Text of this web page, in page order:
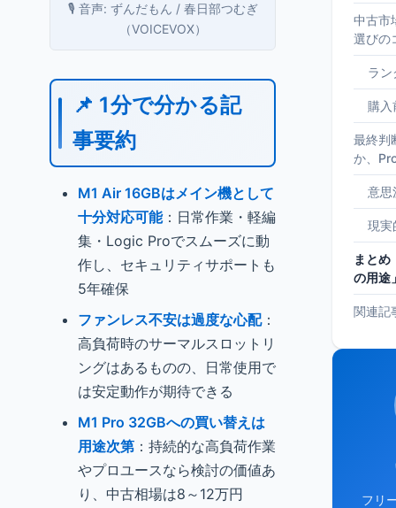
🎙️ 音声: ずんだもん / 春日部つむぎ
（VOICEVOX）
📌 1分で分かる記
事要約
M1 Air 16GBはメイン機として
十分対応可能：日常作業・軽編
集・Logic Proでスムーズに動
作し、セキュリティサポートも
5年確保
ファンレス不安は過度な心配：
高負荷時のサーマルスロットリ
ングはあるものの、日常使用で
は安定動作が期待できる
M1 Pro 32GBへの買い替えは
用途次第 ：持続的な高負荷作業
やプロユースなら検討の価値あ
り、中古相場は8～12万円
中古市
選びの
ラン
購入
最終判
か、
意思
現実
まとめ
の用途
関連記
フリ